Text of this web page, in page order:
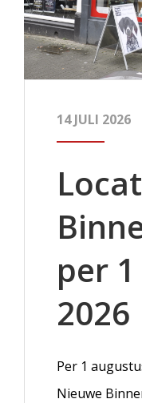
14 JULI 2026
per
2026
Per 1
Nieuwe